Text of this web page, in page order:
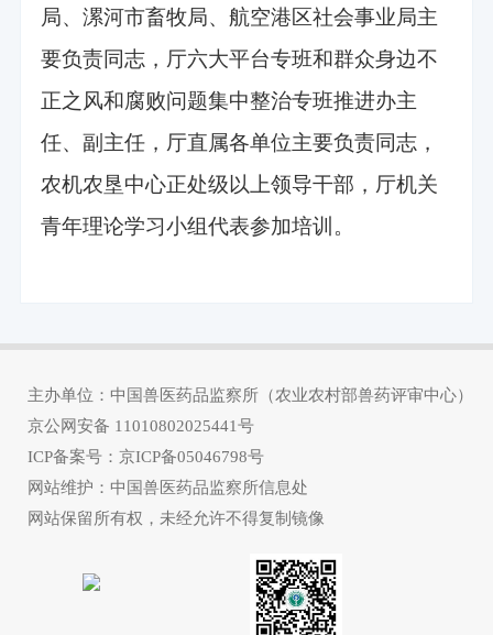
局、漯河市畜牧局、航空港区社会事业局主
要负责同志，厅六大平台专班和群众身边不
正之风和腐败问题集中整治专班推进办主
任、副主任，厅直属各单位主要负责同志，
农机农垦中心正处级以上领导干部，厅机关
青年理论学习小组代表参加培训。
主办单位：中国兽医药品监察所（农业农村部兽药评审中心）
京公网安备 11010802025441号
ICP备案号：京ICP备05046798号
网站维护：中国兽医药品监察所信息处
网站保留所有权，未经允许不得复制镜像